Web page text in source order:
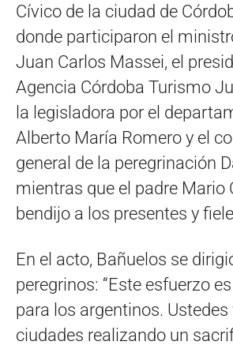
Cívico de la ciudad de
donde participaron el
Juan Carlos Massei, el
Agencia Córdoba Turismo
la legisladora por el
Alberto María Romero y el
general de la peregrinación
mientras que el padre Mario
bendijo a los presentes y
En el acto, Bañuelos se
peregrinos: “Este esfuerzo
para los argentinos.
ciudades realizando un